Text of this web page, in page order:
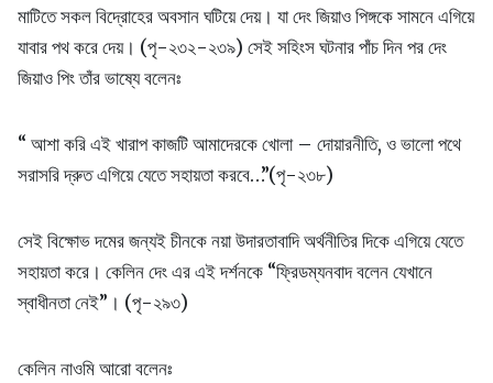
মাটিতে সকল বিদ্রোহের অবসান ঘটিয়ে দেয়। যা দেং জিয়াও পিঙ্গকে সামনে এগিয়ে
যাবার পথ করে দেয়। (পৃ-২৩২-২৩৯) সেই সহিংস ঘটনার পাঁচ দিন পর দেং
জিয়াও পিং তাঁর ভাষ্যে বলেনঃ
“ আশা করি এই খারাপ কাজটি আমাদেরকে খোলা – দোয়ারনীতি, ও ভালো পথে
সরাসরি দ্রুত এগিয়ে যেতে সহায়তা করবে…”(পৃ-২৩৮)
সেই বিক্ষোভ দমের জন্যই চীনকে নয়া উদারতাবাদি অর্থনীতির দিকে এগিয়ে যেতে
সহায়তা করে। কেলিন দেং এর এই দর্শনকে “ফ্রিডম্যনবাদ বলেন যেখানে
স্বাধীনতা নেই”। (পৃ-২৯৩)
কেলিন নাওমি আরো বলেনঃ